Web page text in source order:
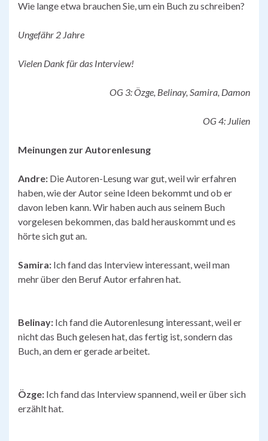
Wie lange etwa brauchen Sie, um ein Buch zu schreiben?
Ungefähr 2 Jahre
Vielen Dank für das Interview!
OG 3: Özge, Belinay, Samira, Damon
OG 4: Julien
Meinungen zur Autorenlesung
Andre: Die Autoren-Lesung war gut, weil wir erfahren
haben, wie der Autor seine Ideen bekommt und ob er
davon leben kann. Wir haben auch aus seinem Buch
vorgelesen bekommen, das bald herauskommt und es
hörte sich gut an.
Samira: Ich fand das Interview interessant, weil man
mehr über den Beruf Autor erfahren hat.
Belinay: Ich fand die Autorenlesung interessant, weil er
nicht das Buch gelesen hat, das fertig ist, sondern das
Buch, an dem er gerade arbeitet.
Özge: Ich fand das Interview spannend, weil er über sich
erzählt hat.